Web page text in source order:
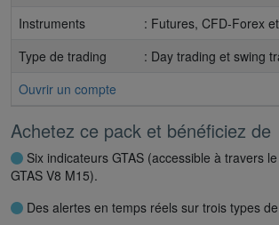
Instruments
: Futures, CFD-Forex
Type de trading
: Day trading et swing
Ouvrir un compte
Achetez ce pack et bénéficiez de
Six indicateurs GTAS (accessible à travers
GTAS V8 M15).
Des alertes en temps réels sur trois types